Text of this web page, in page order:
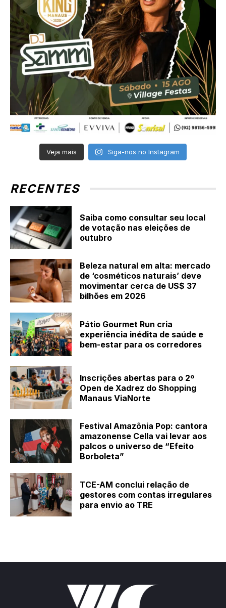
Veja mais Siga-nos no Instagram
RECENTES
Saiba como consultar seu local
de votação nas eleições de
outubro
Beleza natural em alta: mercado
de ‘cosméticos naturais’ deve
movimentar cerca de US$ 37
bilhões em 2026
Pátio Gourmet Run cria
experiência inédita de saúde e
bem-estar para os corredores
Inscrições abertas para o 2º
Open de Xadrez do Shopping
Manaus ViaNorte
Festival Amazônia Pop: cantora
amazonense Cella vai levar aos
palcos o universo de “Efeito
Borboleta”
TCE-AM conclui relação de
gestores com contas irregulares
para envio ao TRE